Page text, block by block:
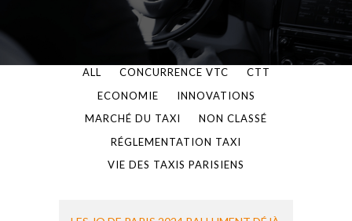
ALL CONCURRENCE VTC
CTT
ECONOMIE
INNOVATIONS
MARCHÉ DU TAXI
NON CLASSÉ
RÉGLEMENTATION TAXI
VIE DES TAXIS PARISIENS